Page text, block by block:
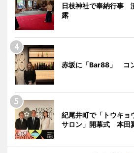
日枝神社で奉納行事
露
赤坂に「Bar88」 コ
紀尾井町で「トウキョ
サロン」開幕式 本田